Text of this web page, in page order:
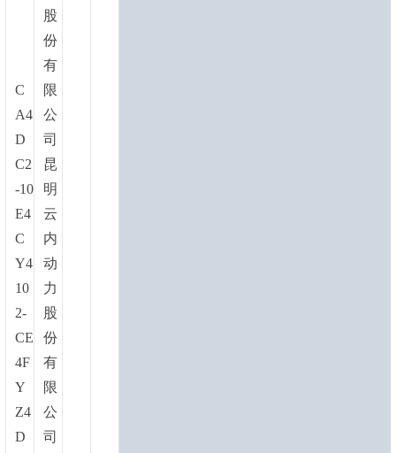
C
A4
D
C2
-10
E4
C
Y4
10
2-
CE
4F
Y
Z4
D
股
份
有
限
公
司
昆
明
云
内
动
力
股
份
有
限
公
司